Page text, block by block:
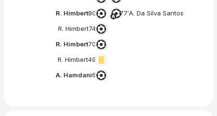
R. Himbert80′
R. Himbert74′
R. Himbert70′
R. Himbert49′
A. Hamdani6′
77′A. Da Silva Santos